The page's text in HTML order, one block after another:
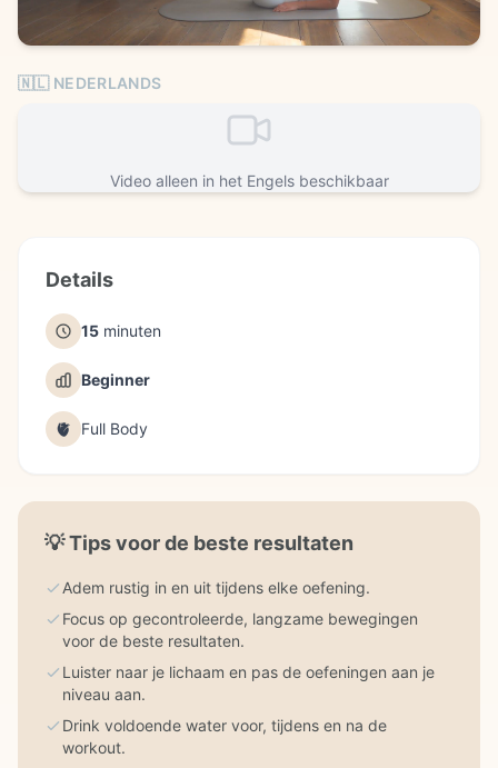
🇳🇱 NEDERLANDS
Video alleen in het Engels beschikbaar
Details
15 minuten
Beginner
🫀 Full Body
💡Tips voor de beste resultaten
Adem rustig in en uit tijdens elke oefening.
Focus op gecontroleerde, langzame bewegingen
voor de beste resultaten.
Luister naar je lichaam en pas de oefeningen aan je
niveau aan.
Drink voldoende water voor, tijdens en na de
workout.